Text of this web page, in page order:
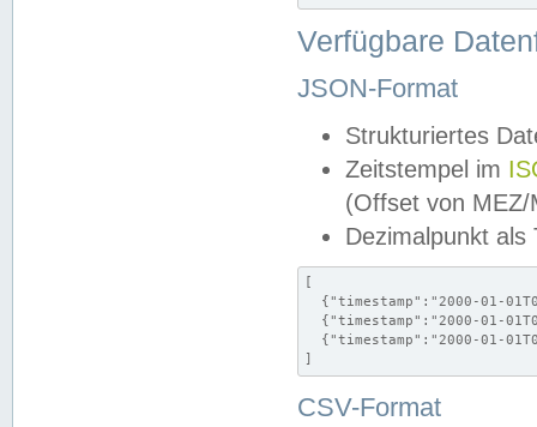
Verfügbare
JSON-Format
Strukturiertes
Zeitstempel im
(Offset von MEZ/
Dezimalpunkt als
[
{"timestamp":"2000-01-
{"timestamp":"2000-01-
{"timestamp":"2000-01-
]
CSV-Format